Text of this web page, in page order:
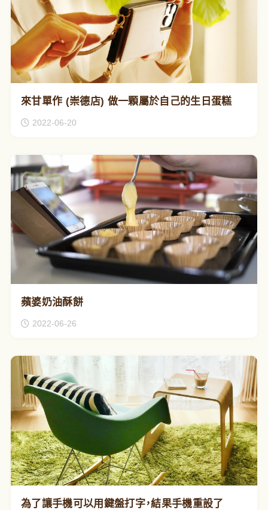
來甘單作 (崇德店) 做一顆屬於自己的生日蛋糕
2022-06-20
蘋婆奶油酥餅
2022-06-26
為了讓手機可以用鍵盤打字，結果手機重設了